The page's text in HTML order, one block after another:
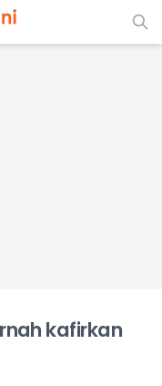
kafirkan